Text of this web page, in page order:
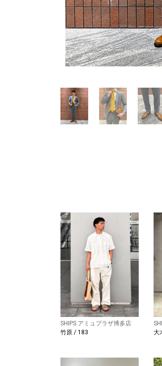
SHIPS アミュプラザ博多店
竹原 / 183
大